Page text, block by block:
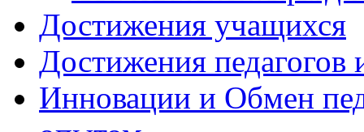
Достижения учащихся
Достижения
Инновации и Обмен